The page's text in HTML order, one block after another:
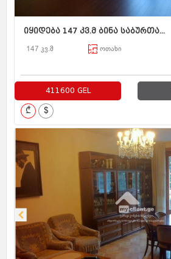
იყიდება 147 კვ.მ ბინა საბურთა...
147 კვ.მ ოთახი
411600 GEL
₾ $